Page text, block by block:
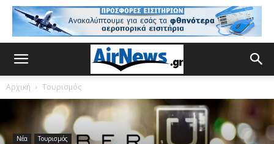
Αρχική Τουρισμός
Νέα Τουρισμός